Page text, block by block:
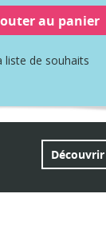
au panier
de souhaits
Découvrir